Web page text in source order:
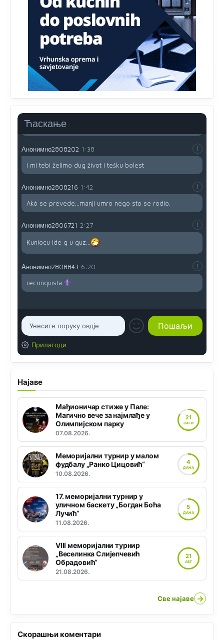
Ћаскање
Анонимно2806721 12:39
791 BiH nije priznala Kosovo kao nezavisnu državu jer
genocidna tvorevina pravi smetnju a recimo Srbija je
davnopriznala.Nasvakom proizvodu iz Srbije stoji -
uvoznik za Kosovo
Анонимно2806721
12:45
da brani? A imamo vojsku Kosova kojoj želimo svako
dobro i da se što bolje opreme
Анонимно2808202 1:38
i mi tebi želimo dug život i tešku bolest
Анонимно2808216 1:42
Akò se prevede...manji umro nego sto se rodio.
Анонимно2806721 2:27
Kuniocu ide q u guz...
Анонимно2808843 6:20
reconquista
Прилагоди
Најаве
Мађионичар стиже у Пале:
Магично вече за најмлађе у
Олимпијском парку
07.08.2026.
21
САТИ
Меморијални турнир у малом
фудбалу „Ранко Цицовић“
10.08.2026.
4
ДАНА
17. меморијални турнир у
уличном баскету „Богдан Боћа
Лучић“
11.08.2026.
5
ДАНА
VIII меморијални турнир
„Веселинка Слијепчевић
Обрадовић“
21.08.2026.
21
АВГ
Све најаве →
Скорашњи коментари